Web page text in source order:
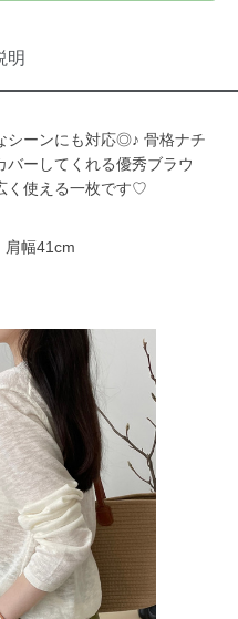
明
シーンにも対応◎♪ 骨格ナチ
バーしてくれる優秀ブラウ
く使える一枚です♡
肩幅41cm